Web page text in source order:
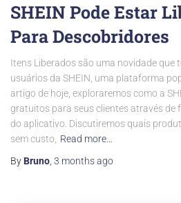
SHEIN Pode Estar
Para Descobridores
Itens Liberados são uma novidade que
usuários da SHEIN, uma plataforma
artigo de hoje, exploraremos como a
gratuitos para seus clientes através de
do aplicativo. Discutiremos quais
sem custo, Read more…
By Bruno, 3 monthsago